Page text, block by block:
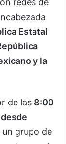
Estatal
y la
de las 8:00
grupo de